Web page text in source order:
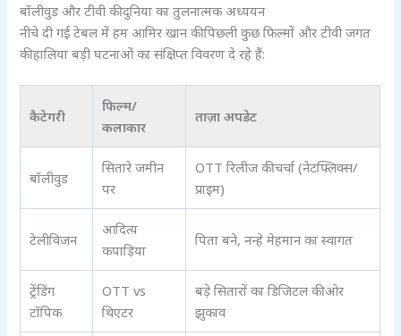
बॉलीवुड और टीवी की दुनिया का तुलनात्मक अध्ययन
नीचे दी गई टेबल में हम आमिर खान की पिछली कुछ फिल्मों और टीवी जगत
की हालिया बड़ी घटनाओं का संक्षिप्त विवरण दे रहे हैं:
कैटेगरी
फिल्म/
कलाकार
ताज़ा अपडेट
बॉलीवुड
सितारे जमीन
पर
OTT रिलीज की चर्चा (नेटफ्लिक्स/
प्राइम)
टेलीविजन
आदित्य
कपाड़िया
पिता बने, नन्हे मेहमान का स्वागत
ट्रेंडिंग
टॉपिक
OTT vs
थिएटर
बड़े सितारों का डिजिटल की ओर
झुकाव